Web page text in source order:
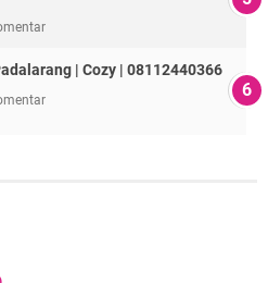
| Cozy | 08112440366